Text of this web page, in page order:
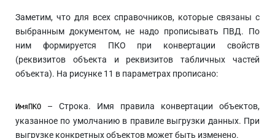
Заметим, что для всех справочников, которые связаны с
выбранным документом, не надо прописывать ПВД. По
ним формируется ПКО при конвертации свойств
(реквизитов объекта и реквизитов табличных частей
объекта). На рисунке 11 в параметрах прописано:
ИмяПКО – Строка. Имя правила конвертации объектов,
указанное по умолчанию в правиле выгрузки данных. При
выгрузке конкретных объектов может быть изменено.